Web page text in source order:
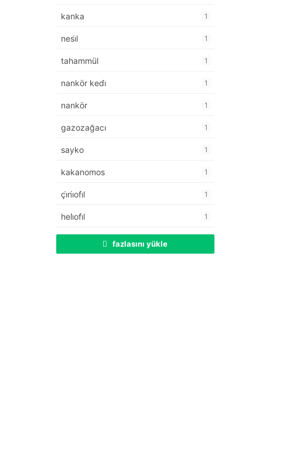
kanka 1
nesi̇l 1
tahammül 1
nankör kedi̇ 1
nankör 1
gazozağacı 1
sayko 1
kakanomos 1
çi̇ni̇ofi̇l 1
heli̇ofi̇l 1
fazlasını yükle